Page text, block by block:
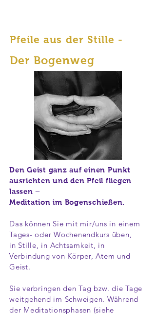
Pfeile aus der Stille -
Der Bogenweg
Den Geist ganz auf einen Punkt
ausrichten und den Pfeil fliegen
lassen –
Meditation im Bogenschießen.
Das können Sie mit mir/uns in einem
Tages- oder Wochenendkurs üben,
in Stille, in Achtsamkeit, in
Verbindung von Körper, Atem und
Geist.
Sie verbringen den Tag bzw. die Tage
weitgehend im Schweigen. Während
der Meditationsphasen (siehe